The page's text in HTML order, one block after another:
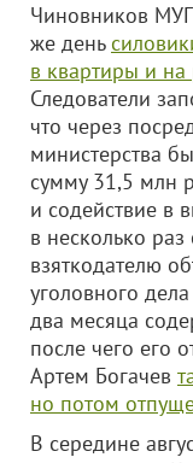
Чиновников
же день
в квартиры и
Следователи
что через
министерства
сумму 31,5 млн
и содействие в
в несколько
взяткодателю
уголовного
два месяца
после чего его
Артем Богачев
но потом
В середине